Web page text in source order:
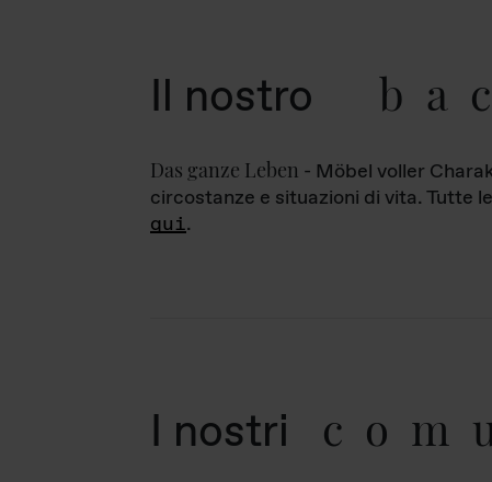
Il nostro
Das ganze Leben - Möbel voller
circostanze e situazioni di vita. Tutte
qui.
I nostri